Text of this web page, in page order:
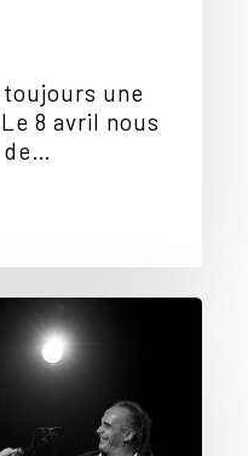
une
8 avril nous
de…